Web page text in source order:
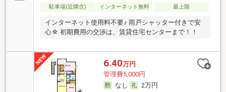
駐車場(近隣含)
インターネット無料 最上階
インターネット使用料不要♪ 雨戸シャッター付きで安
心☆ 初期費用の交渉は、賃貸住宅センターまで！！
6.40万円
管理費5,000円
なし
2万円